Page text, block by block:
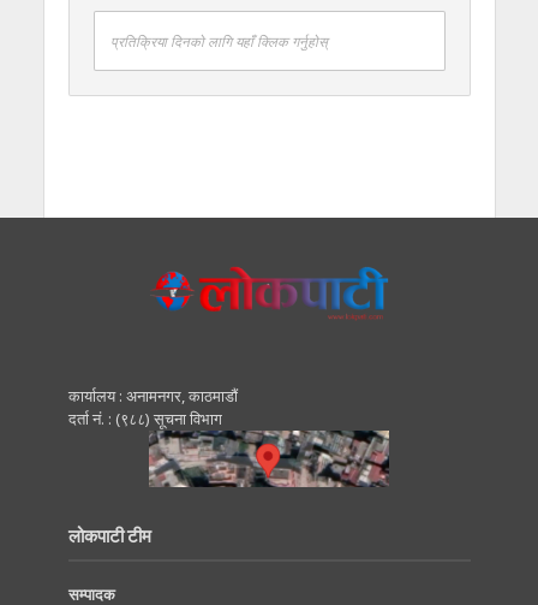
प्रतिक्रिया दिनको लागि यहाँ क्लिक गर्नुहोस्
कार्यालय : अनामनगर, काठमाडाैं
दर्ता नं. : (९८८) सूचना विभाग
लोकपाटी टीम
सम्पादक